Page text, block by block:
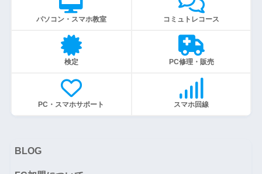
パソコン・スマホ教室 コミュトレコース
検定 PC修理・販売
PC・スマホサポート スマホ回線
BLOG